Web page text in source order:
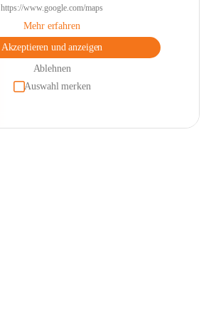
https://www.google.com/maps
Mehr erfahren
Akzeptieren und anzeigen
Ablehnen
Auswahl merken